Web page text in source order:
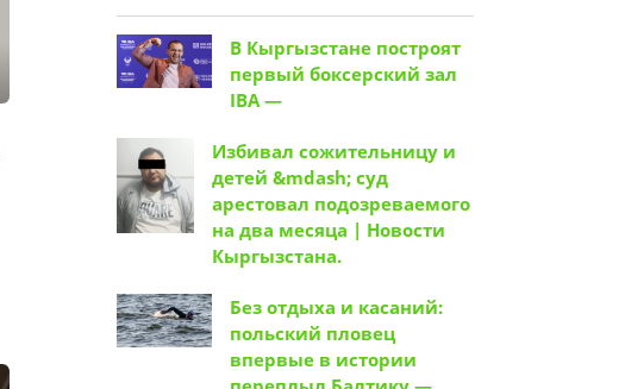
В Кыргызстане построят
первый боксерский зал
IBA —
Избивал сожительницу и
детей &mdash; суд
арестовал подозреваемого
на два месяца | Новости
Кыргызстана.
Без отдыха и касаний:
польский пловец
впервые в истории